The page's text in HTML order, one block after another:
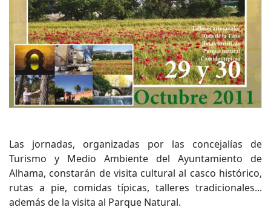
Las jornadas, organizadas por las concejalías de
Turismo y Medio Ambiente del Ayuntamiento de
Alhama, constarán de visita cultural al casco histórico,
rutas a pie, comidas típicas, talleres tradicionales...
además de la visita al Parque Natural.